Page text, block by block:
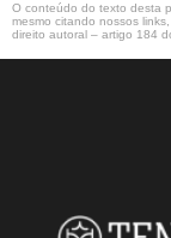
O conteúdo do texto desta
mesmo citando nossos
direito autoral – artigo 184